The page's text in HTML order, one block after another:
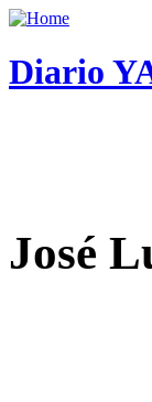
Diario
José